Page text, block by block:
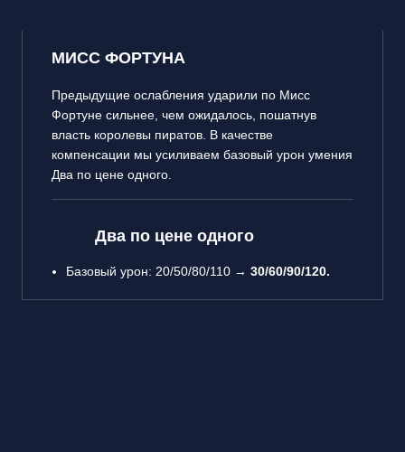
МИСС ФОРТУНА
Предыдущие ослабления ударили по Мисс
Фортуне сильнее, чем ожидалось, пошатнув
власть королевы пиратов. В качестве
компенсации мы усиливаем базовый урон умения
Два по цене одного.
Два по цене одного
Базовый урон: 20/50/80/110 → 30/60/90/120.